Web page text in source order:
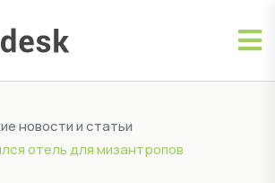
новости и статьи
отель для мизантропов